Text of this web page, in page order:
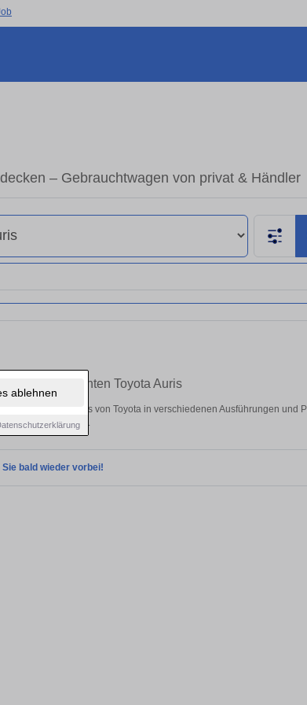
ablehnen
– Gebrauchtwagen von privat & Händler
Ihren gebrauchten Toyota Auris
gebrauchte Auris von Toyota in verschiedenen Ausführungen und
und vom Händler.
bald wieder vorbei!